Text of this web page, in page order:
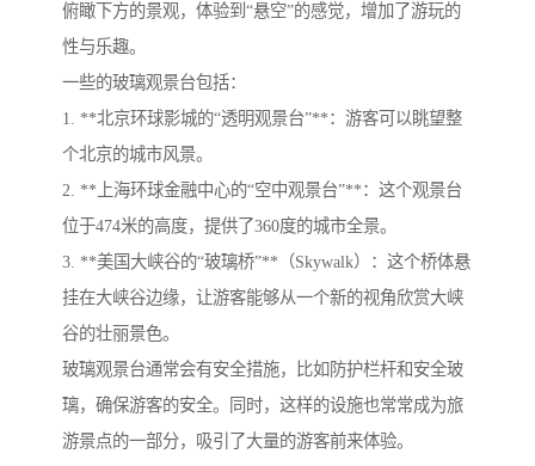
俯瞰下方的景观，体验到“悬空”的感觉，增加了游玩的
性与乐趣。
一些的玻璃观景台包括：
1. **北京环球影城的“透明观景台”**：游客可以眺望整
个北京的城市风景。
2. **上海环球金融中心的“空中观景台”**：这个观景台
位于474米的高度，提供了360度的城市全景。
3. **美国大峡谷的“玻璃桥”**（Skywalk）：这个桥体悬
挂在大峡谷边缘，让游客能够从一个新的视角欣赏大峡
谷的壮丽景色。
玻璃观景台通常会有安全措施，比如防护栏杆和安全玻
璃，确保游客的安全。同时，这样的设施也常常成为旅
游景点的一部分，吸引了大量的游客前来体验。